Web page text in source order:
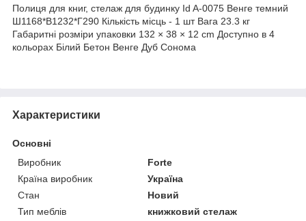
Полиця для книг, стелаж для будинку Id A-0075 Венге темний
Ш1168*В1232*Г290 Кількість місць - 1 шт Вага 23.3 кг
Габаритні розміри упаковки 132 × 38 × 12 cm Доступно в 4
кольорах Білий Бетон Венге Дуб Сонома
Характеристики
Основні
Виробник
Forte
Країна виробник
Україна
Стан
Новий
Тип меблів
книжковий стелаж